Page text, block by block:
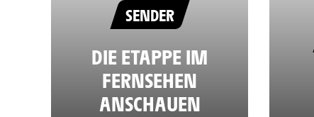
SENDER
DIE ETAPPE IM
FERNSEHEN
ANSCHAUEN